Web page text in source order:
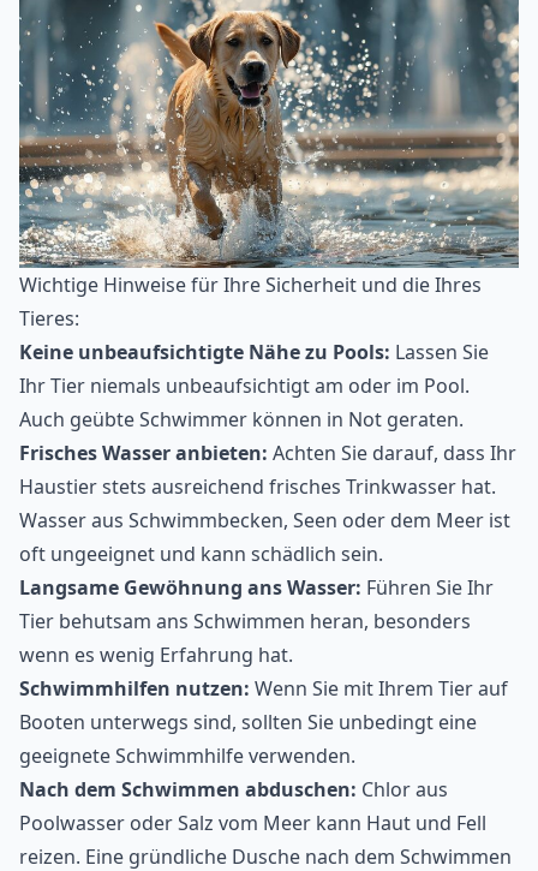
Wichtige Hinweise für Ihre Sicherheit und die Ihres
Tieres:
Keine unbeaufsichtigte Nähe zu Pools: Lassen Sie
Ihr Tier niemals unbeaufsichtigt am oder im Pool.
Auch geübte Schwimmer können in Not geraten.
Frisches Wasser anbieten: Achten Sie darauf, dass Ihr
Haustier stets ausreichend frisches Trinkwasser hat.
Wasser aus Schwimmbecken, Seen oder dem Meer ist
oft ungeeignet und kann schädlich sein.
Langsame Gewöhnung ans Wasser: Führen Sie Ihr
Tier behutsam ans Schwimmen heran, besonders
wenn es wenig Erfahrung hat.
Schwimmhilfen nutzen: Wenn Sie mit Ihrem Tier auf
Booten unterwegs sind, sollten Sie unbedingt eine
geeignete Schwimmhilfe verwenden.
Nach dem Schwimmen abduschen: Chlor aus
Poolwasser oder Salz vom Meer kann Haut und Fell
reizen. Eine gründliche Dusche nach dem Schwimmen